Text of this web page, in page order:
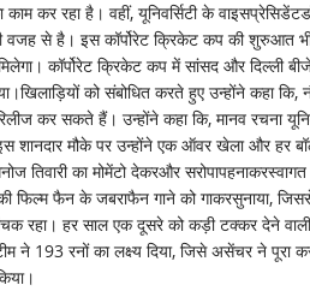
कर रहा है। वहीं, यूनिवर्सिटी के
वजह से है। इस कॉर्पोरेट क्रिकेट कप की शुरुआत
कॉर्पोरेट क्रिकेट कप में सांसद और दिल्ली
को संबोधित करते हुए उन्होंने कहा
कर सकते हैं। उन्होंने कहा कि, मानव रचना
शानदार मौके पर उन्होंने एक ऑवर खेला और हर
तिवारी का मोमेंटो देकरऔर
फिल्म फैन के जबराफैन गाने को गाकरसुनाया,
रहा। हर साल एक दूसरे को कड़ी टक्कर देने
ने 193 रनों का लक्ष्य दिया, जिसे असेंचर ने